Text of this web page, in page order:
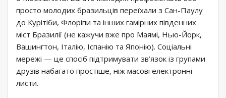
просто молодих бразильців переїхали з Сан-Паулу
до Курітіби, Флоріпи та інших гамірних південних
міст Бразилії (не кажучи вже про Маямі, Нью-Йорк,
Вашингтон, Італію, Іспанію та Японію). Соціальні
мережі — це спосіб підтримувати зв’язок із групами
друзів набагато простіше, ніж масові електронні
листи.